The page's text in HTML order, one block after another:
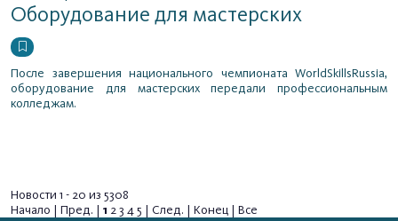
Оборудование для мастерских
После завершения национального чемпионата WorldSkillsRussia,
оборудование для мастерских передали профессиональным
колледжам.
Новости 1 - 20 из 5308
Начало | Пред. | 1 23 45 | След. | Конец | Все